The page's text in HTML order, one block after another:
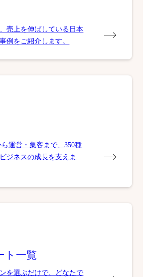
売上を伸ばしている日本
例をご紹介します。
運営・集客まで、350種
ジネスの成長を支えま
ト一覧
を選ぶだけで、どなたで